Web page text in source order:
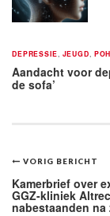
DEPRESSIE JEUGD
Aandacht voor
de sofa’
Bericht
VORIG BERICHT
Kamerbrief over
GGZ-kliniek
nabestaanden